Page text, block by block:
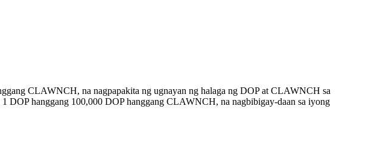
CLAWNCH, na nagpapakita ng ugnayan ng halaga ng DOP at CLAWNCH sa
DOP hanggang 100,000 DOP hanggang CLAWNCH, na nagbibigay-daan sa iyong